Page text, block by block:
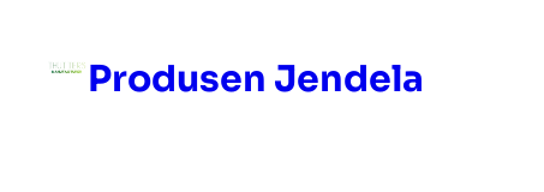
Produsen Jendela